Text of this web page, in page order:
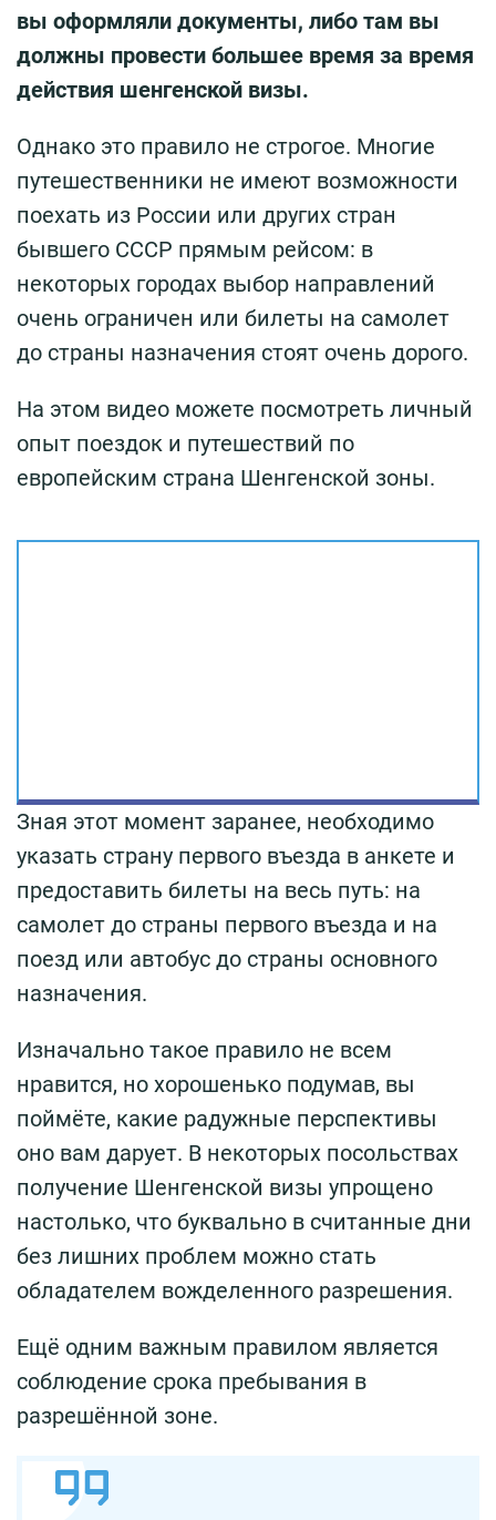
вы оформляли документы, либо там вы
должны провести большее время за время
действия шенгенской визы.
Однако это правило не строгое. Многие
путешественники не имеют возможности
поехать из России или других стран
бывшего СССР прямым рейсом: в
некоторых городах выбор направлений
очень ограничен или билеты на самолет
до страны назначения стоят очень дорого.
На этом видео можете посмотреть личный
опыт поездок и путешествий по
европейским страна Шенгенской зоны.
Зная этот момент заранее, необходимо
указать страну первого въезда в анкете и
предоставить билеты на весь путь: на
самолет до страны первого въезда и на
поезд или автобус до страны основного
назначения.
Изначально такое правило не всем
нравится, но хорошенько подумав, вы
поймёте, какие радужные перспективы
оно вам дарует. В некоторых посольствах
получение Шенгенской визы упрощено
настолько, что буквально в считанные дни
без лишних проблем можно стать
обладателем вожделенного разрешения.
Ещё одним важным правилом является
соблюдение срока пребывания в
разрешённой зоне.